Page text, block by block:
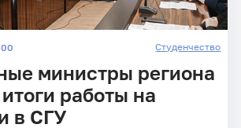
Студенчество
министры региона
работы на
в СГУ